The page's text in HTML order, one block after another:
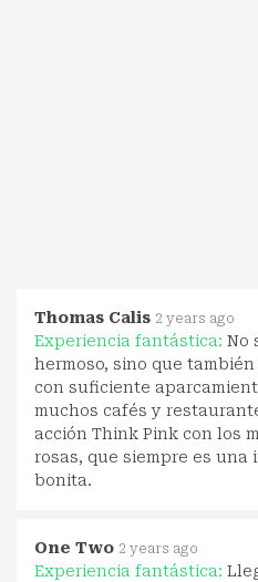
Thomas Calis 2 years ago
Experiencia fantástica: No
hermoso, sino que
con suficiente
muchos cafés y
acción Think Pink con los
rosas, que siempre es
bonita.
One Two 2 years ago
Experiencia fantástica: